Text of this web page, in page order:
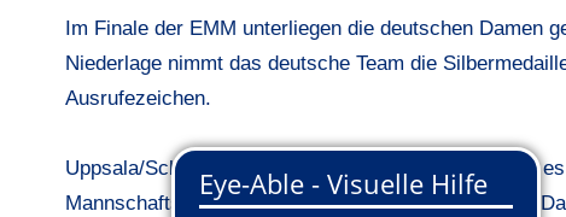
Im Finale der EMM unterliegen die deutschen Damen
Niederlage nimmt das deutsche Team die
Ausrufezeichen.
Uppsala/Schweden - Für das ganze große Ziel sollte
Mannschafts-Europameisterschaften unterliegen die